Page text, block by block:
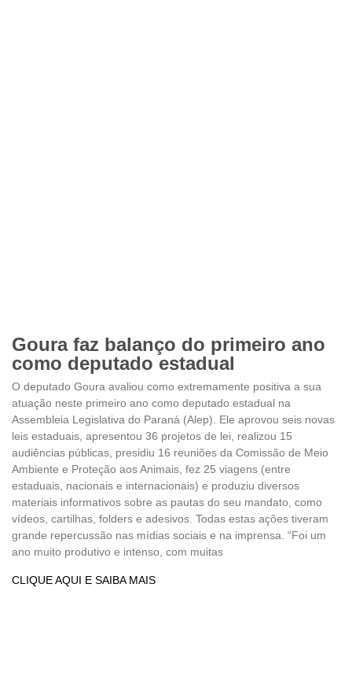
Goura faz balanço do primeiro ano
como deputado estadual
O deputado Goura avaliou como extremamente positiva a sua
atuação neste primeiro ano como deputado estadual na
Assembleia Legislativa do Paraná (Alep). Ele aprovou seis novas
leis estaduais, apresentou 36 projetos de lei, realizou 15
audiências públicas, presidiu 16 reuniões da Comissão de Meio
Ambiente e Proteção aos Animais, fez 25 viagens (entre
estaduais, nacionais e internacionais) e produziu diversos
materiais informativos sobre as pautas do seu mandato, como
vídeos, cartilhas, folders e adesivos. Todas estas ações tiveram
grande repercussão nas mídias sociais e na imprensa. “Foi um
ano muito produtivo e intenso, com muitas
CLIQUE AQUI E SAIBA MAIS